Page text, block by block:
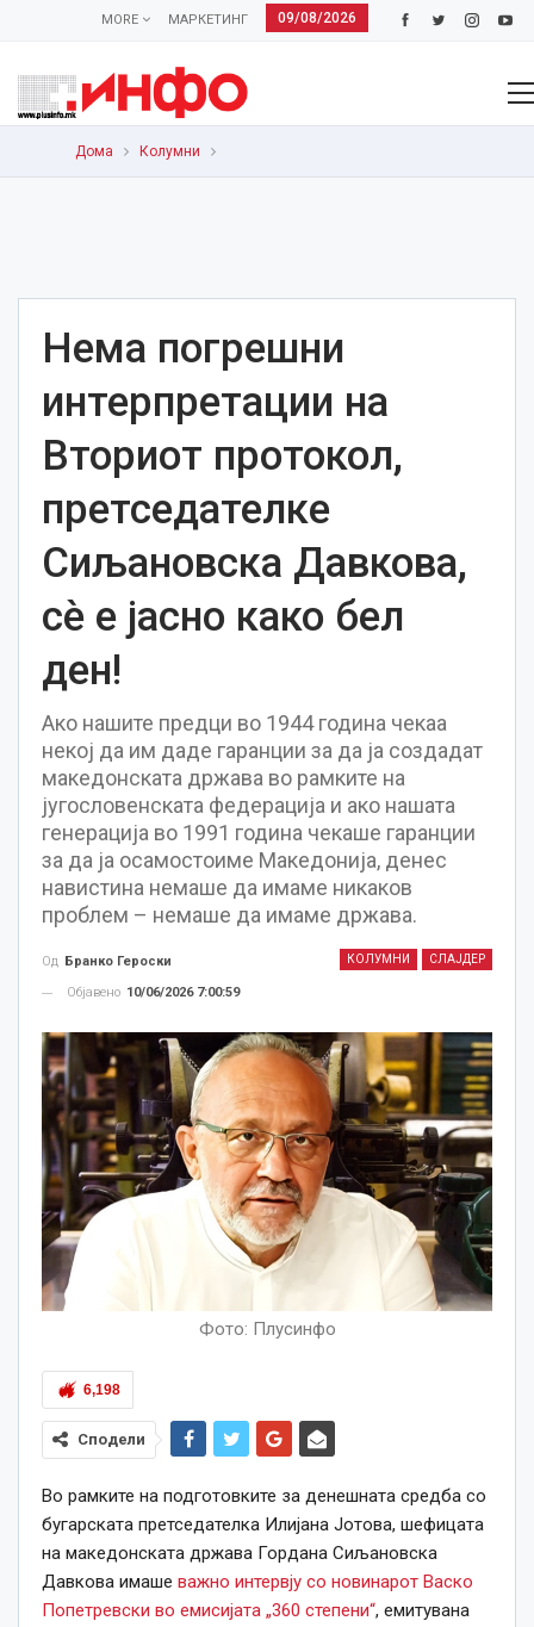
09/08/2026
МАРКЕТИНГ
MORE
Дома Колумни
Нема погрешни
интерпретации на
Вториот протокол,
претседателке
Сиљановска Давкова,
сè е јасно како бел
ден!
Ако нашите предци во 1944 година чекаа
некој да им даде гаранции за да ја создадат
македонската држава во рамките на
југословенската федерација и ако нашата
генерација во 1991 година чекаше гаранции
за да ја осамостоиме Македонија, денес
навистина немаше да имаме никаков
проблем – немаше да имаме држава.
КОЛУМНИ СЛАЈДЕР
Од
Бранко Героски
Објавено 10/06/2026 7:00:59
Фото: Плусинфо
6,198
Сподели
Во рамките на подготовките за денешната средба со
бугарската претседателка Илијана Јотова, шефицата
на македонската држава Гордана Сиљановска
Давкова имаше важно интервју со новинарот Васко
Попетревски во емисијата „360 степени“, емитувана